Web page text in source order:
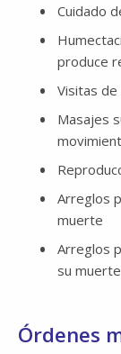
Cuidado
produce
Visitas
Masajes
Arreglos
muerte
Arreglos
su muerte
Órdenes